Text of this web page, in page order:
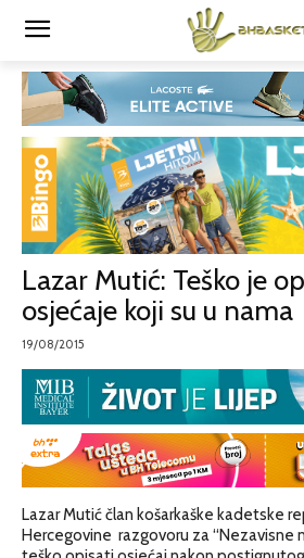
Lazar Mutić: Teško je
osjećaje koji su u nama
19/08/2015
Lazar Mutić član košarkaške kadetske
Hercegovine razgovoru za “Nezavisne